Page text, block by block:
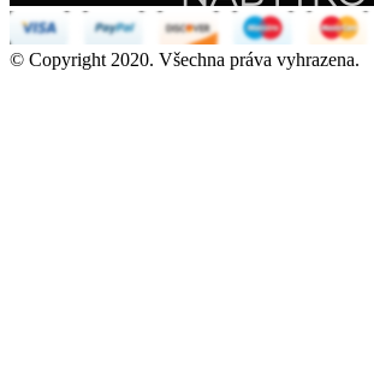
© Copyright 2020. Všechna práva vyhrazena.